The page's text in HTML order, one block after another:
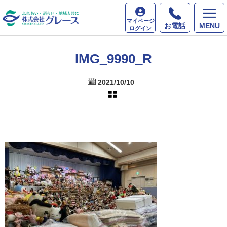
MENU
お電話
マイページ
ログイン
ホーム 最新情報 IMG_9990_R
IMG_9990_R
2021/10/10